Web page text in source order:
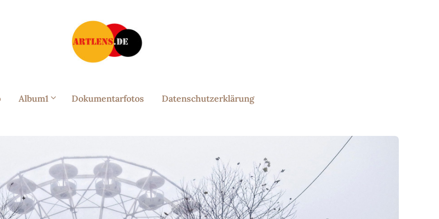
Album1 Dokumentarfotos Datenschutzerklärung